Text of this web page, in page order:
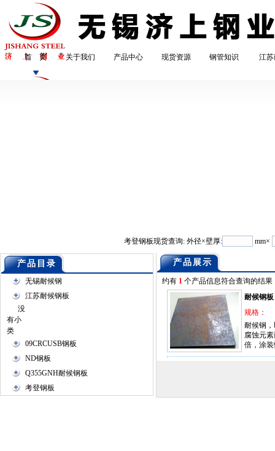
首 页 关于我们 产品中心 现货资源 钢管知识 江
考登钢板现货查询: 外径×壁厚: mm×
产品目录
无锡耐候钢
江苏耐候钢板
没
有小
类
09CRCUSB钢板
ND钢板
Q355GNH耐候钢板
考登钢板
产品展示
约有 1 个产品信息符合查询的结
耐候钢板
规格：
耐候钢
腐蚀元
倍，涂